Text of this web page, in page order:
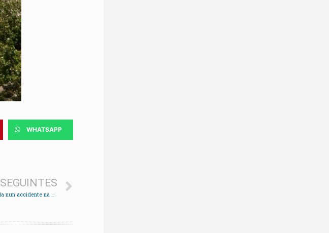
WHATSAPP
SEGUINTES
Ferido grave un motorista de Redondela nun accidente na N-555